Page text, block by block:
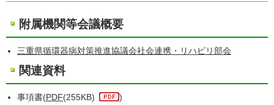
附属機関等会議概要
三重県循環器病対策推進協議会社会連携・リハビリ部会
関連資料
事項書(PDF(255KB)
)